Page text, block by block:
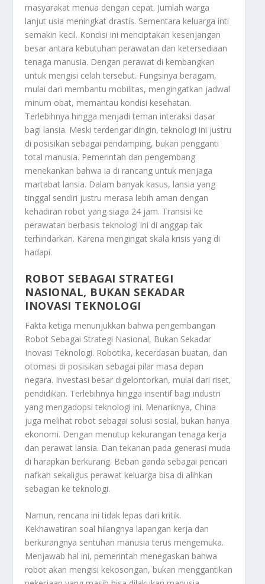
masyarakat menua dengan cepat. Jumlah warga
lanjut usia meningkat drastis. Sementara keluarga inti
semakin kecil. Kondisi ini menciptakan kesenjangan
besar antara kebutuhan perawatan dan ketersediaan
tenaga manusia. Dengan perawat di kembangkan
untuk mengisi celah tersebut. Fungsinya beragam,
mulai dari membantu mobilitas, mengingatkan jadwal
minum obat, memantau kondisi kesehatan.
Terlebihnya hingga menjadi teman interaksi dasar
bagi lansia. Meski terdengar dingin, teknologi ini justru
di posisikan sebagai pendamping, bukan pengganti
total manusia. Pemerintah dan pengembang
menekankan bahwa ia di rancang untuk menjaga
martabat lansia. Dalam banyak kasus, lansia yang
tinggal sendiri justru merasa lebih aman dengan
kehadiran robot yang siaga 24 jam. Transisi ke
perawatan berbasis teknologi ini di anggap tak
terhindarkan. Karena mengingat skala krisis yang di
hadapi.
ROBOT SEBAGAI STRATEGI
NASIONAL, BUKAN SEKADAR
INOVASI TEKNOLOGI
Fakta ketiga menunjukkan bahwa pengembangan
Robot Sebagai Strategi Nasional, Bukan Sekadar
Inovasi Teknologi. Robotika, kecerdasan buatan, dan
otomasi di posisikan sebagai pilar masa depan
negara. Investasi besar digelontorkan, mulai dari riset,
pendidikan. Terlebihnya hingga insentif bagi industri
yang mengadopsi teknologi ini. Menariknya, China
juga melihat robot sebagai solusi sosial, bukan hanya
ekonomi. Dengan menutup kekurangan tenaga kerja
dan perawat lansia. Dan tekanan pada generasi muda
di harapkan berkurang. Beban ganda sebagai pencari
nafkah sekaligus perawat keluarga bisa di alihkan
sebagian ke teknologi.
Namun, rencana ini tidak lepas dari kritik.
Kekhawatiran soal hilangnya lapangan kerja dan
berkurangnya sentuhan manusia terus mengemuka.
Menjawab hal ini, pemerintah menegaskan bahwa
robot akan mengisi kekosongan, bukan menggantikan